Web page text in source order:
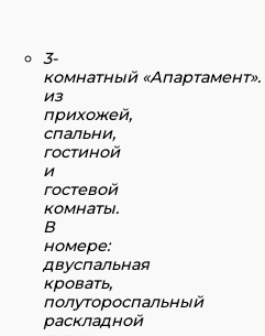
3-
комнатный «Апартамент».
из
прихожей,
спальни,
гостиной
и
гостевой
комнаты.
В
номере:
двуспальная
кровать,
полутороспальный
раскладной